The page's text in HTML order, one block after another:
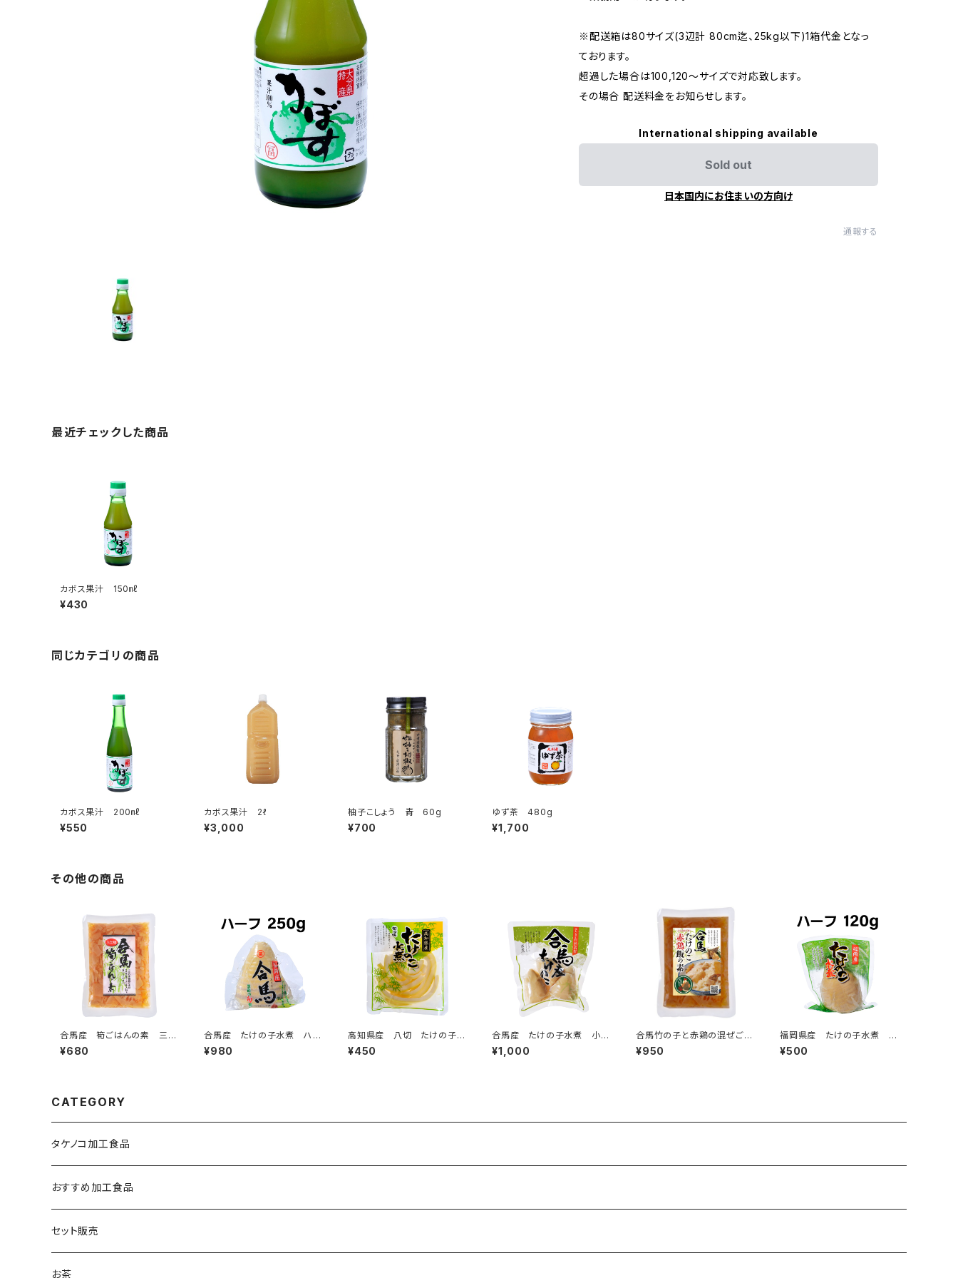
※配送箱は80サイズ(3辺計 80cm迄、25kg以下)1箱代金となっ
ております。
超過した場合は100,120〜サイズで対応致します。
その場合 配送料金をお知らせします。
International shipping available
Sold out
日本国内にお住まいの方向け
通報する
最近チェックした商品
カボス果汁 150㎖
¥430
同じカテゴリの商品
カボス果汁 200㎖
¥550
カボス果汁 2ℓ
¥3,000
柚子こしょう 青 60g
¥700
ゆず茶 480g
¥1,700
その他の商品
合馬産 筍ごはんの素 三合
炊き
¥680
合馬産 たけの子水煮 ハー
フ 250g
¥980
高知県産 八切 たけの子
90g
¥450
合馬産 たけの子水煮 小丸
ちゃん 200g
¥1,000
合馬竹の子と赤鶏の混ぜご飯
の素
¥950
福岡県産 たけの子水煮 ハ
ーフ 120g
¥500
CATEGORY
タケノコ加工食品
おすすめ加工食品
セット販売
お茶